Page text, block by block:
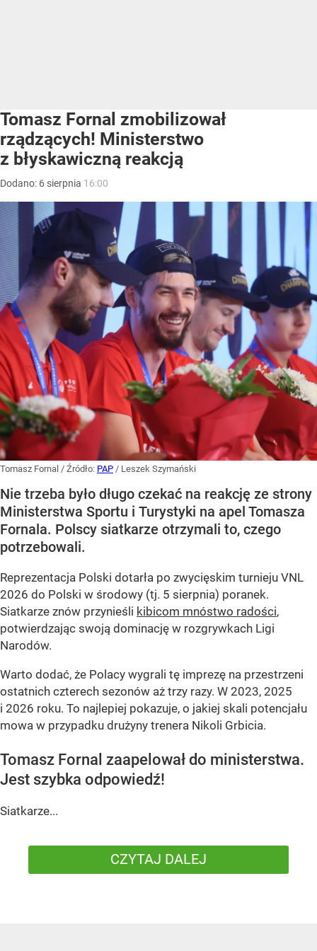
Tomasz Fornal zmobilizował
rządzących! Ministerstwo
z błyskawiczną reakcją
Dodano: 6 sierpnia 16:00
Tomasz Fornal / Źródło: PAP / Leszek Szymański
Nie trzeba było długo czekać na reakcję ze strony
Ministerstwa Sportu i Turystyki na apel Tomasza
Fornala. Polscy siatkarze otrzymali to, czego
potrzebowali.
Reprezentacja Polski dotarła po zwycięskim turnieju VNL
2026 do Polski w środowy (tj. 5 sierpnia) poranek.
Siatkarze znów przynieśli kibicom mnóstwo radości,
potwierdzając swoją dominację w rozgrywkach Ligi
Narodów.
Warto dodać, że Polacy wygrali tę imprezę na przestrzeni
ostatnich czterech sezonów aż trzy razy. W 2023, 2025
i 2026 roku. To najlepiej pokazuje, o jakiej skali potencjału
mowa w przypadku drużyny trenera Nikoli Grbicia.
Tomasz Fornal zaapelował do ministerstwa.
Jest szybka odpowiedź!
Siatkarze...
CZYTAJ DALEJ